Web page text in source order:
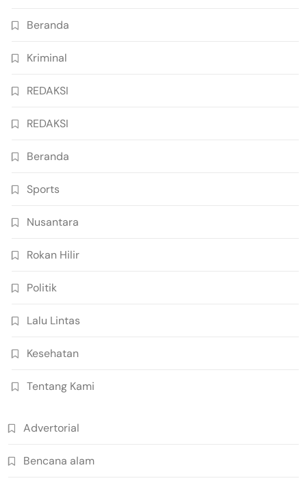
Beranda
Kriminal
REDAKSI
REDAKSI
Beranda
Sports
Nusantara
Rokan Hilir
Politik
Lalu Lintas
Kesehatan
Tentang Kami
Advertorial
Bencana alam